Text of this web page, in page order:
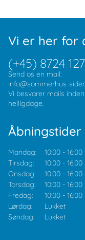
Vi er her for
(+45) 8724
Send os en mail:
info@sommerhus-
Vi besvarer mails
helligdage.
Åbningstider
Mandag: 10:00 - 16:00
Tirsdag:
10:00 - 16:00
Onsdag:
10:00 - 16:00
Torsdag:
10:00 - 16:00
Fredag:
10:00 - 16:00
Lørdag:
Lukket
Søndag:
Lukket